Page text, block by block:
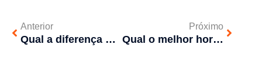
Anterior
Qual a diferença de desentupimento por cabo e por hidrojateamento?
Próximo
Qual o melhor horário para fazer dedetização?